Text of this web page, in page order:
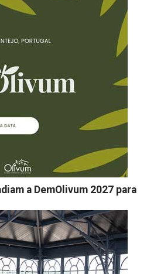
a DemOlivum 2027 para